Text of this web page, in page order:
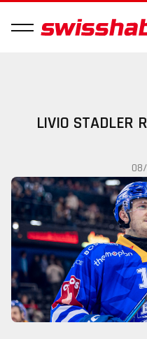
LIVIO STADLER